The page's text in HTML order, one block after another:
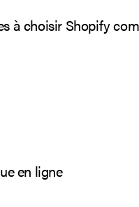
à choisir Shopify
en ligne